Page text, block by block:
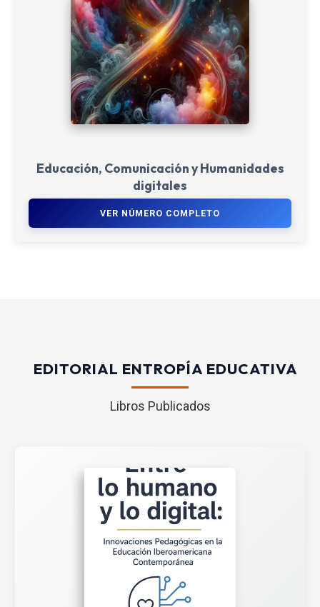
Educación, Comunicación y Humanidades
digitales
VER NÚMERO COMPLETO
EDITORIAL ENTROPÍA EDUCATIVA
Libros Publicados